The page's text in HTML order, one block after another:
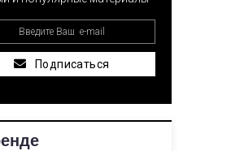
Подписаться